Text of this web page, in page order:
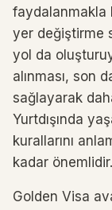
faydalanmakla
yer değiştirme
yol da
alınması, son
sağlayarak
Yurtdışında
kurallarını
kadar önemlidir.
Golden Visa